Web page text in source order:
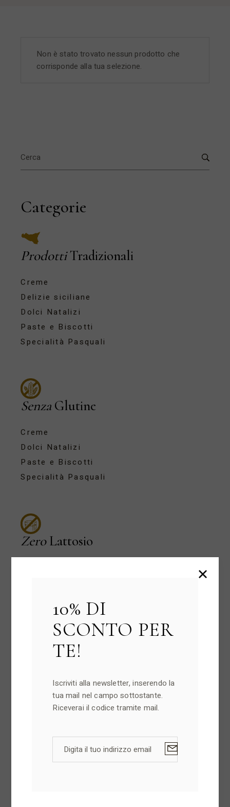
Non è stato trovato nessun prodotto che
corrisponde alla tua selezione.
for:
Categorie
ProdottiTradizionali
Creme
Delizie siciliane
Dolci Natalizi
Paste e Biscotti
Specialità Pasquali
Senza Glutine
Creme
Dolci Natalizi
Paste e Biscotti
Specialità Pasquali
ZeroLattosio
Specialità Pasquali
Panettone Eccellenza Opera,
32,00€
10% DI
SCONTO PER
TE!
Iscriviti alla newsletter, inserendo la
tua mail nel campo sottostante.
Riceverai il codice tramite mail.